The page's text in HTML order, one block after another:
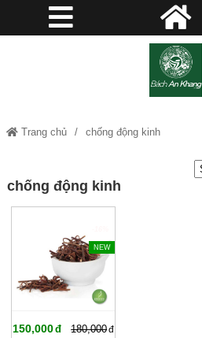
Trang chủ chống động kinh
chống động kinh
NEW
150,000
180,000